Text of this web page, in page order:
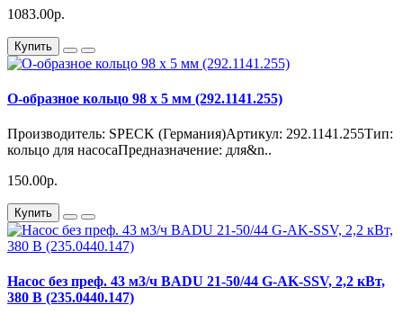
1083.00р.
Купить
О-образное кольцо 98 x 5 мм (292.1141.255)
Производитель: SPECK (Германия)Артикул: 292.1141.255Тип:
кольцо для насосаПредназначение: для&n..
150.00р.
Купить
Насос без преф. 43 м3/ч BADU 21-50/44 G-AK-SSV, 2,2 кВт,
380 В (235.0440.147)